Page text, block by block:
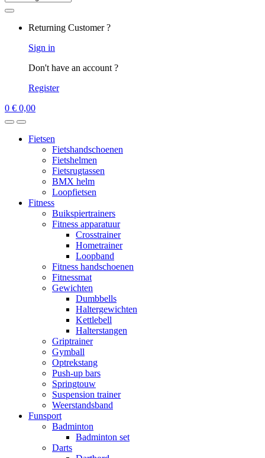
Returning Customer ?
Sign in
Don't have an account ?
Register
0 € 0,00
Fietsen
Fietshandschoenen
Fietshelmen
Fietsrugtassen
BMX helm
Loopfietsen
Fitness
Buikspiertrainers
Fitness apparatuur
Crosstrainer
Hometrainer
Loopband
Fitness handschoenen
Fitnessmat
Gewichten
Dumbbells
Haltergewichten
Kettlebell
Halterstangen
Griptrainer
Gymball
Optrekstang
Push-up bars
Springtouw
Suspension trainer
Weerstandsband
Funsport
Badminton
Badminton set
Darts